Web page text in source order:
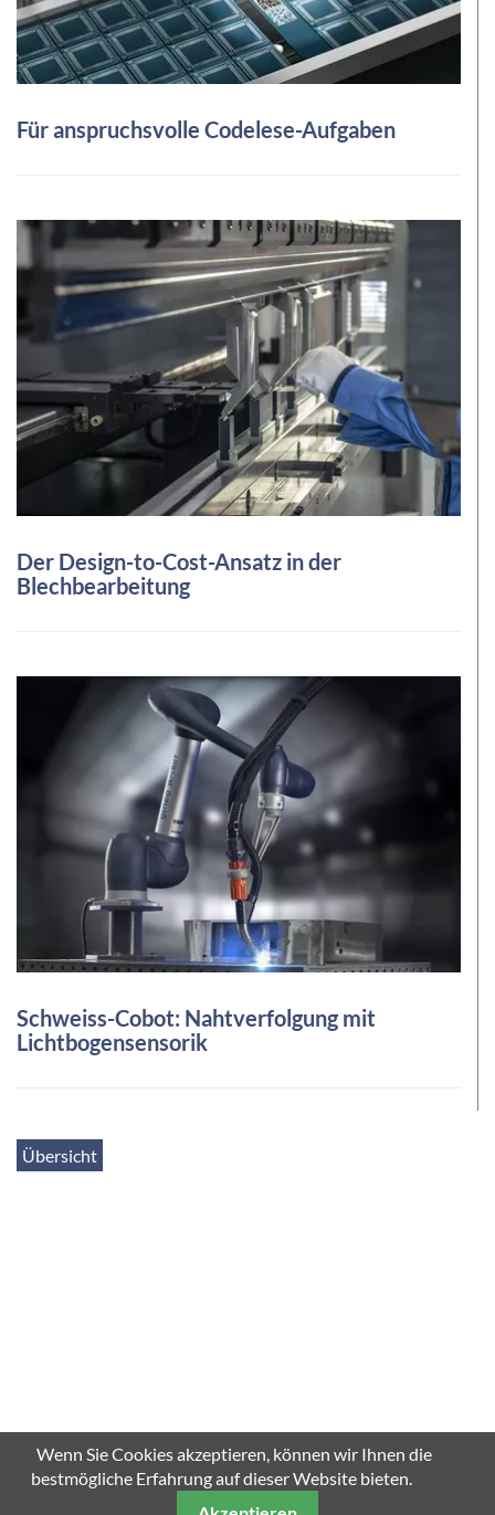
Für anspruchsvolle Codelese-Aufgaben
Der Design-to-Cost-Ansatz in der
Blechbearbeitung
Schweiss-Cobot: Nahtverfolgung mit
Lichtbogensensorik
Übersicht
Wenn Sie Cookies akzeptieren, können wir Ihnen die
bestmögliche Erfahrung auf dieser Website bieten.